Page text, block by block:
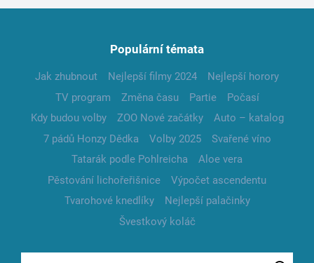
Populární témata
Jak zhubnout Nejlepší filmy 2024
Nejlepší horory
TV program
Změna času Partie
Počasí
Kdy budou volby
ZOO Nové začátky
Auto – katalog
7 pádů Honzy Dědka
Volby 2025
Svařené víno
Tatarák podle Pohlreicha
Aloe vera
Pěstování lichořeřišnice
Výpočet ascendentu
Tvarohové knedlíky
Nejlepší palačinky
Švestkový koláč